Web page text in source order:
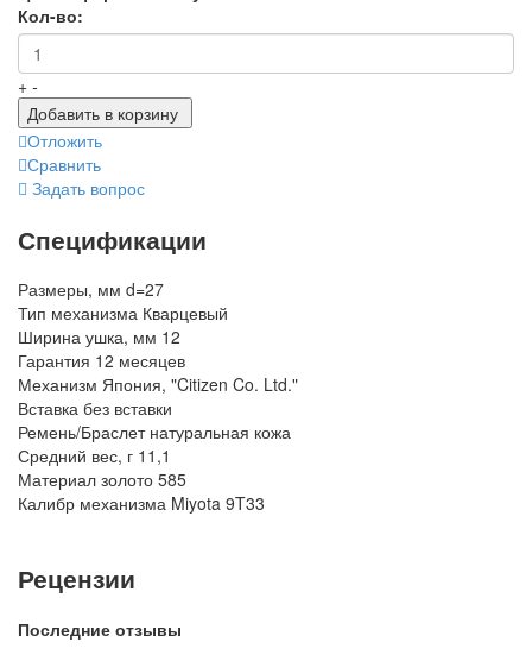
Кол-во:
+ -
Добавить в корзину
Отложить
Сравнить
Задать вопрос
Спецификации
Размеры, мм d=27
Тип механизма Кварцевый
Ширина ушка, мм 12
Гарантия 12 месяцев
Механизм Япония, "Citizen Co. Ltd."
Вставка без вставки
Ремень/Браслет натуральная кожа
Средний вес, г 11,1
Материал золото 585
Калибр механизма Miyota 9T33
Рецензии
Последние отзывы